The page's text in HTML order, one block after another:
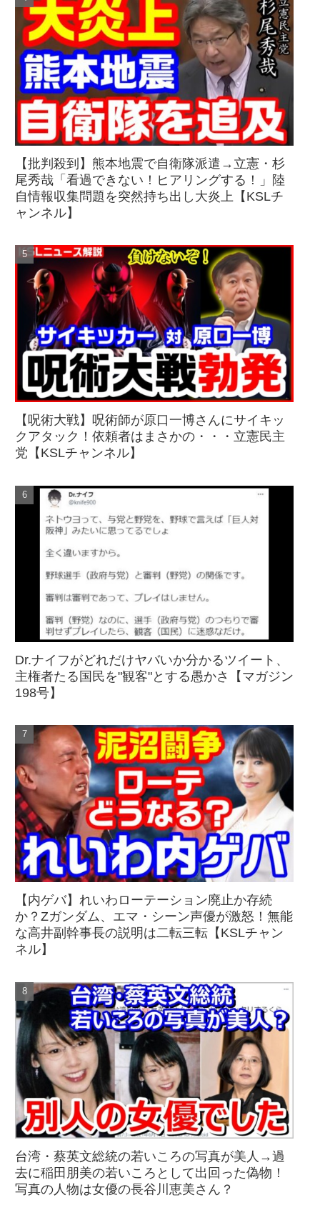
【批判殺到】熊本地震で自衛隊派遣→立憲・杉
尾秀哉「看過できない！ヒアリングする！」陸
自情報収集問題を突然持ち出し大炎上【KSLチ
ャンネル】
【呪術大戦】呪術師が原口一博さんにサイキッ
クアタック！依頼者はまさかの・・・立憲民主
党【KSLチャンネル】
Dr.ナイフがどれだけヤバいか分かるツイート、
主権者たる国民を"観客"とする愚かさ【マガジン
198号】
【内ゲバ】れいわローテーション廃止か存続
か？Zガンダム、エマ・シーン声優が激怒！無能
な高井副幹事長の説明は二転三転【KSLチャン
ネル】
台湾・蔡英文総統の若いころの写真が美人→過
去に稲田朋美の若いころとして出回った偽物！
写真の人物は女優の長谷川恵美さん？